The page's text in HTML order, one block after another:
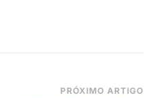
PRÓXIMO ARTIGO